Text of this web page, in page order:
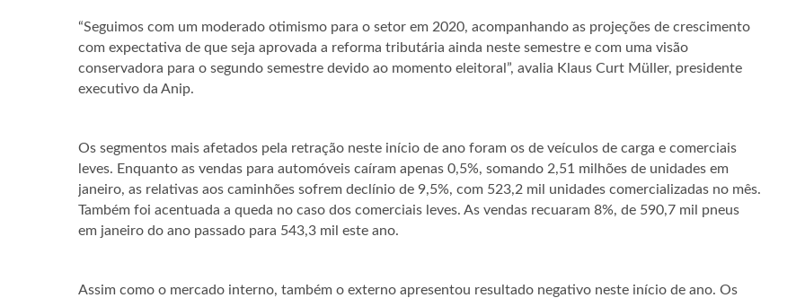
“Seguimos com um moderado otimismo para o setor em 2020, acompanhando as projeções de crescimento
com expectativa de que seja aprovada a reforma tributária ainda neste semestre e com uma visão
conservadora para o segundo semestre devido ao momento eleitoral”, avalia Klaus Curt Müller, presidente
executivo da Anip.
Os segmentos mais afetados pela retração neste início de ano foram os de veículos de carga e comerciais
leves. Enquanto as vendas para automóveis caíram apenas 0,5%, somando 2,51 milhões de unidades em
janeiro, as relativas aos caminhões sofrem declínio de 9,5%, com 523,2 mil unidades comercializadas no mês.
Também foi acentuada a queda no caso dos comerciais leves. As vendas recuaram 8%, de 590,7 mil pneus
em janeiro do ano passado para 543,3 mil este ano.
Assim como o mercado interno, também o externo apresentou resultado negativo neste início de ano. Os